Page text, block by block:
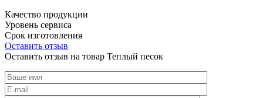
Качество продукции
Уровень сервиса
Срок изготовления
Оставить отзыв
Оставить отзыв на товар Теплый песок